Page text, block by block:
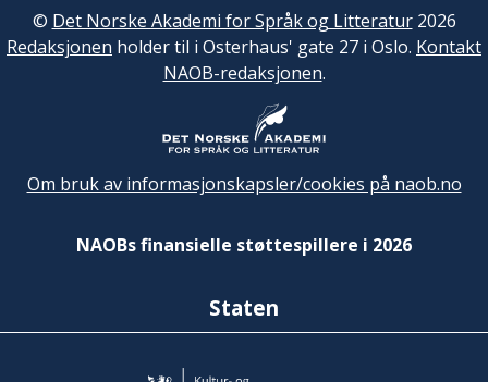
© Det Norske Akademi for Språk og Litteratur2026
Redaksjonen holder til i Osterhaus' gate 27 i Oslo. Kontakt
NAOB-redaksjonen.
Om bruk av informasjonskapsler/cookies på naob.no
NAOBs finansielle støttespillere i 2026
Staten